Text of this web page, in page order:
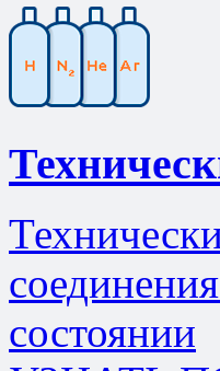
состоянии